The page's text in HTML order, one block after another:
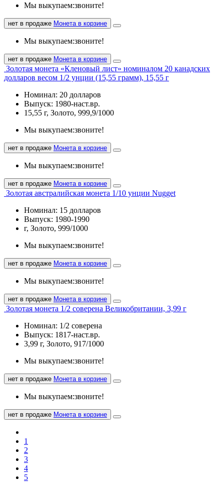
Мы выкупаем:звоните!
нет в продаже Монета в корзине
Мы выкупаем:звоните!
нет в продаже Монета в корзине
Золотая монета «Кленовый лист» номиналом 20 канадских
долларов весом 1/2 унции (15,55 грамм), 15,55 г
Номинал: 20 долларов
Выпуск: 1980-наст.вр.
15,55 г, Золото, 999,9/1000
Мы выкупаем:звоните!
нет в продаже Монета в корзине
Мы выкупаем:звоните!
нет в продаже Монета в корзине
Золотая австралийская монета 1/10 унции Nugget
Номинал: 15 долларов
Выпуск: 1980-1990
г, Золото, 999/1000
Мы выкупаем:звоните!
нет в продаже Монета в корзине
Мы выкупаем:звоните!
нет в продаже Монета в корзине
Золотая монета 1/2 соверена Великобритании, 3,99 г
Номинал: 1/2 соверена
Выпуск: 1817-наст.вр.
3,99 г, Золото, 917/1000
Мы выкупаем:звоните!
нет в продаже Монета в корзине
Мы выкупаем:звоните!
нет в продаже Монета в корзине
1
2
3
4
5